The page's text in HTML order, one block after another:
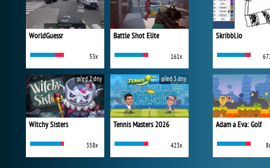
WorldGuessr
53x
Battle Shot Elite
161x
Witchy Sisters
358x
před 2 dny
Tennis Masters 2026
423x
před 3 dny
Skribbl.io
Adam a Eva: Golf